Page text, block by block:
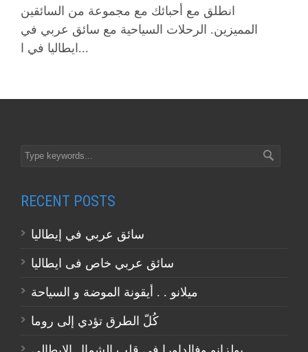
انطلق مع أحبائك مع مجموعة من السائقين
المميزين. الرحلات السياحية مع سائق عربي في
ايطاليا في ا...
RECENT POSTS
سائق عربي في إيطاليا
سائق عربي خاص فى ايطاليا
كُلّ الطرق تؤدي إلى روما